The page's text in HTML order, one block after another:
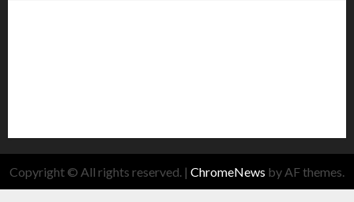
Copyright © All rights reserved. | ChromeNews by AF themes.